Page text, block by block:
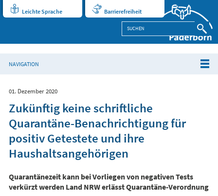
Leichte Sprache Barrierefreiheit
NAVIGATION
01. Dezember 2020
Zukünftig keine schriftliche
Quarantäne-Benachrichtigung für
positiv Getestete und ihre
Haushaltsangehörigen
Quarantänezeit kann bei Vorliegen von negativen Tests
verkürzt werden Land NRW erlässt Quarantäne-Verordnung